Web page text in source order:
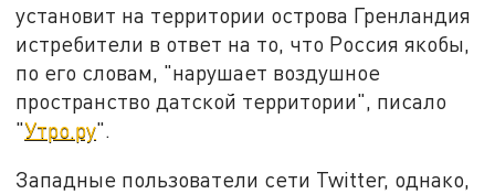
установит на территории острова Гренландия
истребители в ответ на то, что Россия якобы,
по его словам, "нарушает воздушное
пространство датской территории", писало
"Утро.ру".
Западные пользователи сети Twitter, однако,